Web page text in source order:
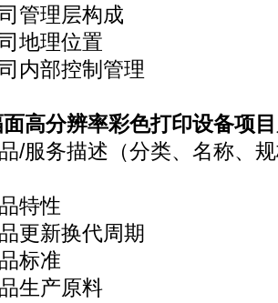
理层构成
理位置
部控制管理
高分辨率彩色打印设备项
务描述（分类、名称、规
特性
新换代周期
标准
产原料